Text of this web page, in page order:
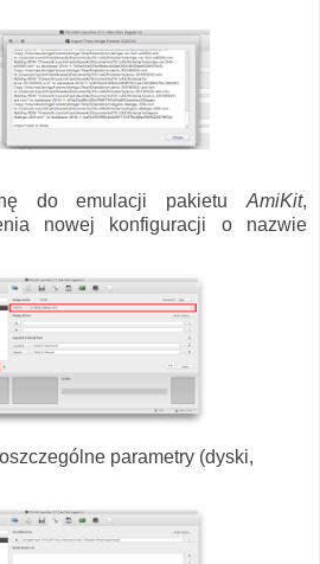
do emulacji pakietu AmiKit,
nowej konfiguracji o nazwie
parametry (dyski,